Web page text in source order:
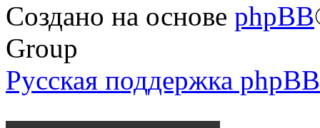
Создано на основе phpBB
Group
Русская поддержка phpBB